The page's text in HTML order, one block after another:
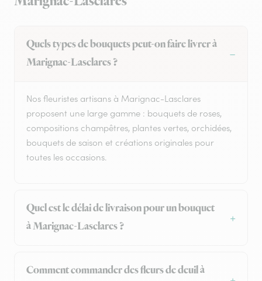
Quels types de bouquets peut-on faire livrer à
Marignac-Lasclares ?
Nos fleuristes artisans à Marignac-Lasclares
proposent une large gamme : bouquets de roses,
compositions champêtres, plantes vertes, orchidées,
bouquets de saison et créations originales pour
toutes les occasions.
Quel est le délai de livraison pour un bouquet
à Marignac-Lasclares ?
Comment commander des fleurs de deuil à